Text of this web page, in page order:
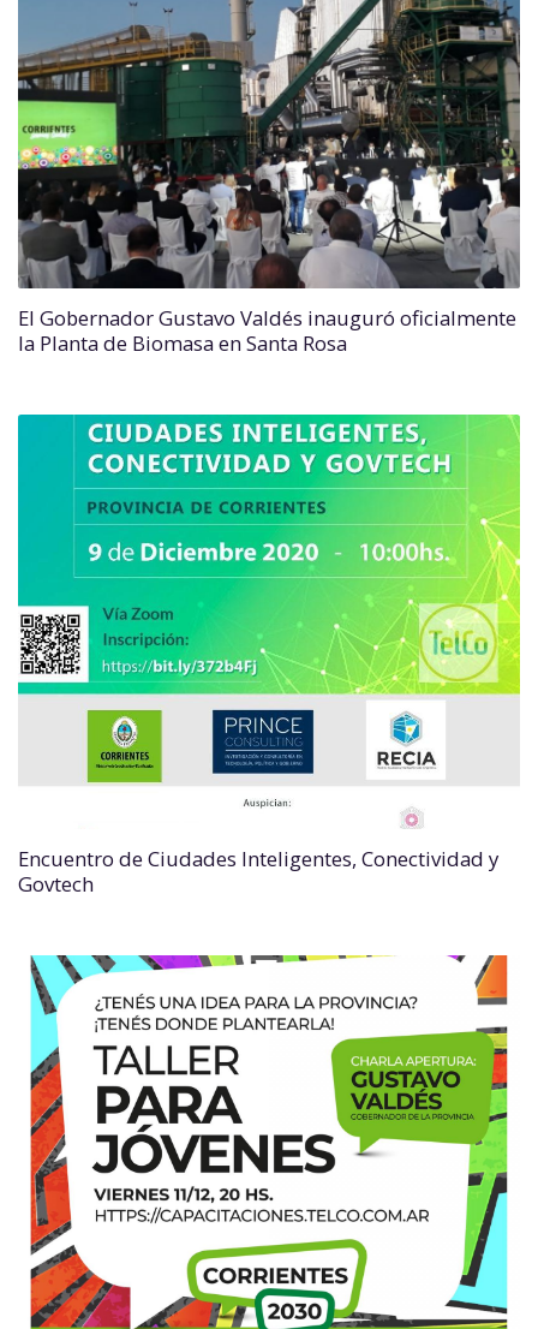
El Gobernador Gustavo Valdés inauguró oficialmente
la Planta de Biomasa en Santa Rosa
Encuentro de Ciudades Inteligentes, Conectividad y
Govtech